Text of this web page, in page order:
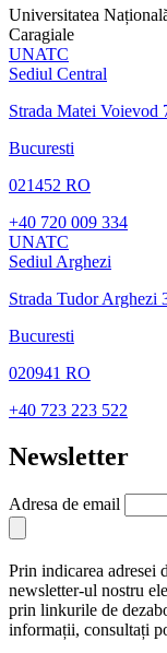
Universitatea
Caragiale
UNATC
Sediul Central
Strada Matei Voievod
Bucuresti
021452 RO
+40 720 009 334
UNATC
Sediul Arghezi
Strada Tudor Arghezi
Bucuresti
020941 RO
+40 723 223 522
Newsletter
Adresa de email
Prin indicarea adresei
newsletter-ul nostru
prin linkurile de
informații, consultați